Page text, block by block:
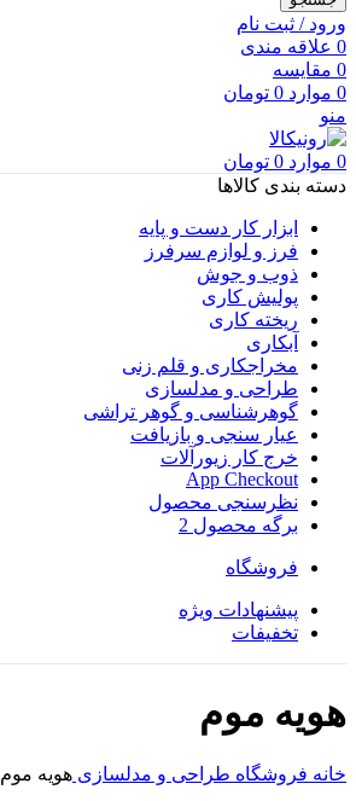
ورود / ثبت نام
0 علاقه مندی
0 مقایسه
0 موارد 0 تومان
منو
0 موارد 0 تومان
دسته بندی کالاها
ابزار کار دست و پایه
فرز و لوازم سرفرز
ذوب و جوش
پولیش کاری
ریخته کاری
آبکاری
مخراجکاری و قلم زنی
طراحی و مدلسازی
گوهرشناسی و گوهر تراشی
عیار سنجی و بازیافت
خرج کار زیورآلات
App Checkout
نظرسنجی محصول
برگه محصول 2
فروشگاه
پیشنهادات ویژه
تخفیفات
هویه موم
خانه فروشگاه طراحی و مدلسازی هویه موم